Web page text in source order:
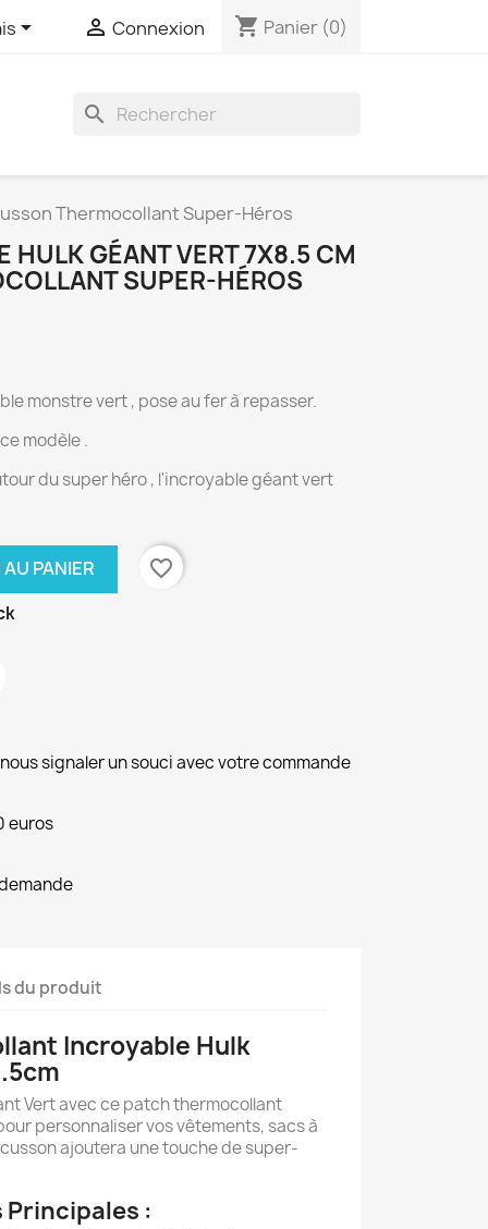
  Connexion shopping_cart Panier (0)
search
Thermocollant Super-Héros
HULK GÉANT VERT 7X8.5 CM
SUPER-HÉROS
monstre vert , pose au fer à repasser.
modèle .
du super héro , l'incroyable géant vert
PANIER
favorite_border
signaler un souci avec votre commande
euros
du produit
Incroyable Hulk
Vert avec ce patch thermocollant
personnaliser vos vêtements, sacs à
ajoutera une touche de super-
: